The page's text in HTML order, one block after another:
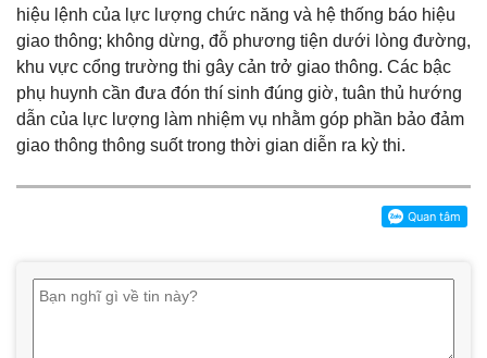
hiệu lệnh của lực lượng chức năng và hệ thống báo hiệu
giao thông; không dừng, đỗ phương tiện dưới lòng đường,
khu vực cổng trường thi gây cản trở giao thông. Các bậc
phụ huynh cần đưa đón thí sinh đúng giờ, tuân thủ hướng
dẫn của lực lượng làm nhiệm vụ nhằm góp phần bảo đảm
giao thông thông suốt trong thời gian diễn ra kỳ thi.